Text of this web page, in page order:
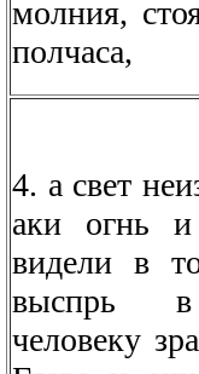
молния,
полчаса,
4. а свет
аки огнь
видели в
выспрь
человеку